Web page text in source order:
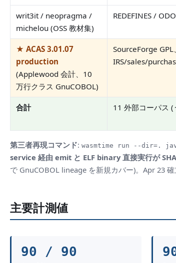
writ3it / neopragma /
michelou (OSS 教材集)
REDEFINES /
★ ACAS 3.01.07
production
(Applewood 会計、10
万行クラス GnuCOBOL)
SourceForge GPL
IRS/sales/
合計 11 外部コーパス
第三者再現コマンド: wasmtime run --dir=.
service 経由 emit と ELF binary 直接実行が
で GnuCOBOL lineage を新規カバー)。Apr 23
主要計測値
90 / 90